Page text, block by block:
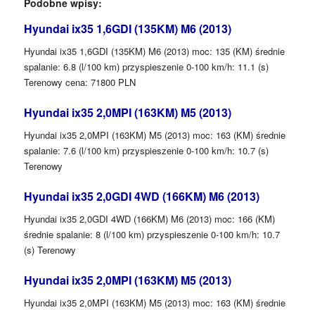
Hyundai ix35 1,6GDI (135KM) M6 (2013)
Hyundai ix35 1,6GDI (135KM) M6 (2013) moc: 135 (KM) średnie
spalanie: 6.8 (l/100 km) przyspieszenie 0-100 km/h: 11.1 (s)
Terenowy cena: 71800 PLN
Hyundai ix35 2,0MPI (163KM) M5 (2013)
Hyundai ix35 2,0MPI (163KM) M5 (2013) moc: 163 (KM) średnie
spalanie: 7.6 (l/100 km) przyspieszenie 0-100 km/h: 10.7 (s)
Terenowy
Hyundai ix35 2,0GDI 4WD (166KM) M6 (2013)
Hyundai ix35 2,0GDI 4WD (166KM) M6 (2013) moc: 166 (KM)
średnie spalanie: 8 (l/100 km) przyspieszenie 0-100 km/h: 10.7
(s) Terenowy
Hyundai ix35 2,0MPI (163KM) M5 (2013)
Hyundai ix35 2,0MPI (163KM) M5 (2013) moc: 163 (KM) średnie